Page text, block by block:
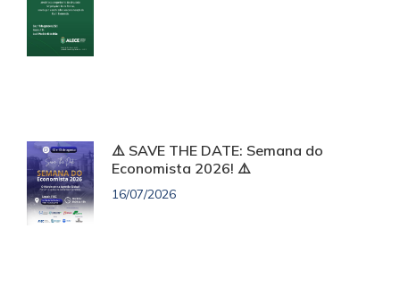
⚠️ SAVE THE DATE: Semana do
Economista 2026! ⚠️
16/07/2026